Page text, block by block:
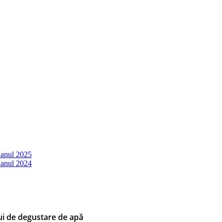
2025
2024
de degustare de apă